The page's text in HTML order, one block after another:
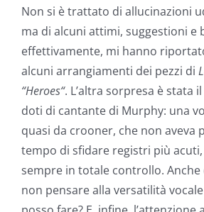
Non si è trattato di allucinazioni
ma di alcuni attimi, suggestioni e
effettivamente, mi hanno
alcuni arrangiamenti dei pezzi di
“Heroes“. L’altra sorpresa è stata
doti di cantante di Murphy: una
quasi da crooner, che non aveva
tempo di sfidare registri più
sempre in totale controllo. Anche
non pensare alla versatilità